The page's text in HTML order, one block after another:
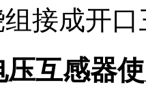
组接成开
压互感器